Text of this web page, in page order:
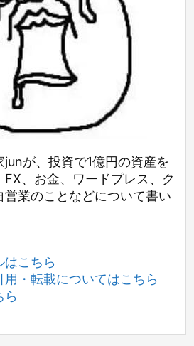
が、投資で1億円の資産を
、お金、ワードプレス、ク
営業のことなどについて書い
こちら
・転載についてはこちら
ら